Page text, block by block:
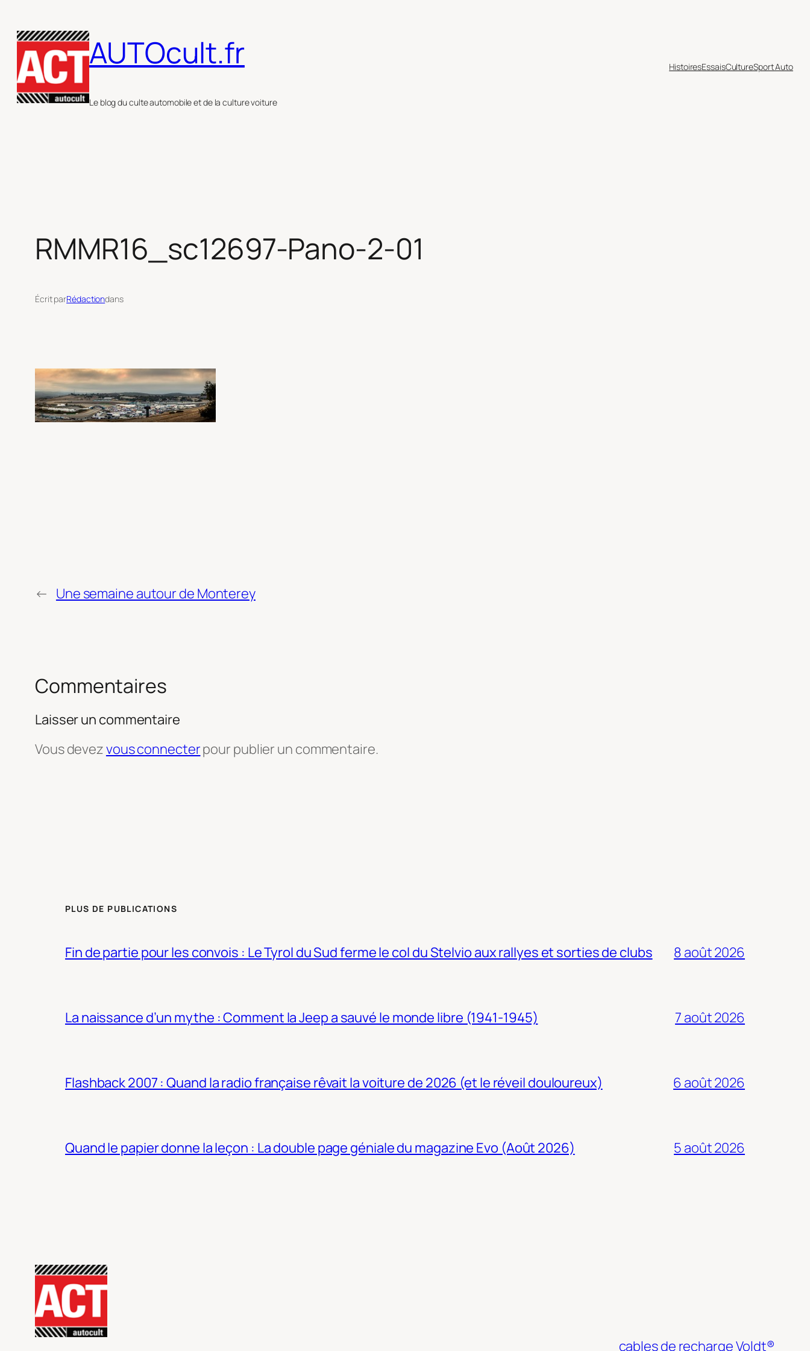
au
contenu
AUTOcult.fr
Le blog du culte automobile et de la culture voiture
HistoiresEssaisCultureSport Auto
RMMR16_sc12697-Pano-2-01
Écrit parRédactiondans
← Une semaine autour de Monterey
Commentaires
Laisser un commentaire
Vous devezvous connecterpour publier un commentaire.
PLUS DE PUBLICATIONS
Fin de partie pour les convois : Le Tyrol du Sud ferme le col du Stelvio aux rallyes et sorties de clubs 8 août 2026
La naissance d’un mythe : Comment la Jeep a sauvé le monde libre (1941-1945) 7 août 2026
Flashback 2007 : Quand la radio française rêvait la voiture de 2026 (et le réveil douloureux) 6 août 2026
Quand le papier donne la leçon : La double page géniale du magazine Evo (Août 2026) 5 août 2026
cables de recharge Voldt®